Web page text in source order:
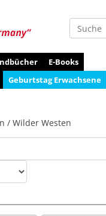
Suche
E-Books
Geburtstag Erwachsene
/ Wilder Westen